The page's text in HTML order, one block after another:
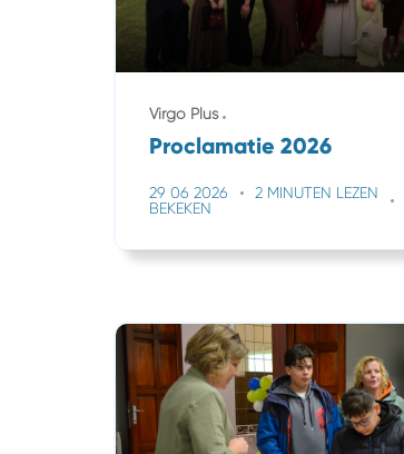
Virgo Plus
Proclamatie 2026
29 06 2026 2 MINUTEN LEZEN
BEKEKEN